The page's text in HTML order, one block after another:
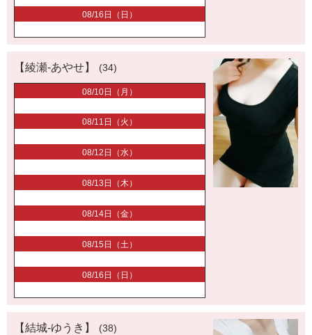
08/16日（日）
【綾瀬-あやせ】 (34)
08/10日（月）
08/11日（火）
08/12日（水）
08/13日（木）
08/14日（金）
08/15日（土）
08/16日（日）
【結城-ゆうき】 (38)